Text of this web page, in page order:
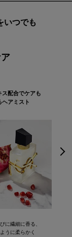
いつでも
ス配合でケアも
ヘアミスト
に繊細に香る、
うに柔らかく